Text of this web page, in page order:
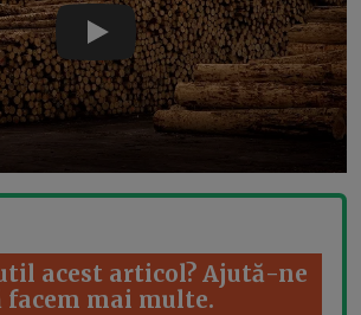
Play
acest articol? Ajută-ne
facem mai multe.